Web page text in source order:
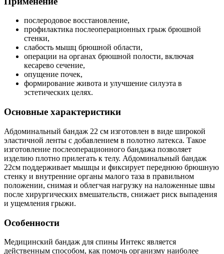
послеродовое восстановление,
профилактика послеоперационных грыж брюшной
стенки,
слабость мышц брюшной области,
операции на органах брюшной полости, включая
кесарево сечение,
опущение почек,
формирование живота и улучшение силуэта в
эстетических целях.
Основные характеристики
Абдоминальный бандаж 22 см изготовлен в виде широкой
эластичной ленты с добавлением в полотно латекса. Такое
изготовление послеоперационного бандажа позволяет
изделию плотно прилегать к телу. Абдоминальный бандаж
22см поддерживает мышцы и фиксирует переднюю брюшную
стенку и внутренние органы малого таза в правильном
положении, снимая и облегчая нагрузку на наложенные швы
после хирургических вмешательств, снижает риск выпадения
и ущемления грыжи.
Особенности
Медицинский бандаж для спины Интекс является
действенным способом, как помочь организму наиболее